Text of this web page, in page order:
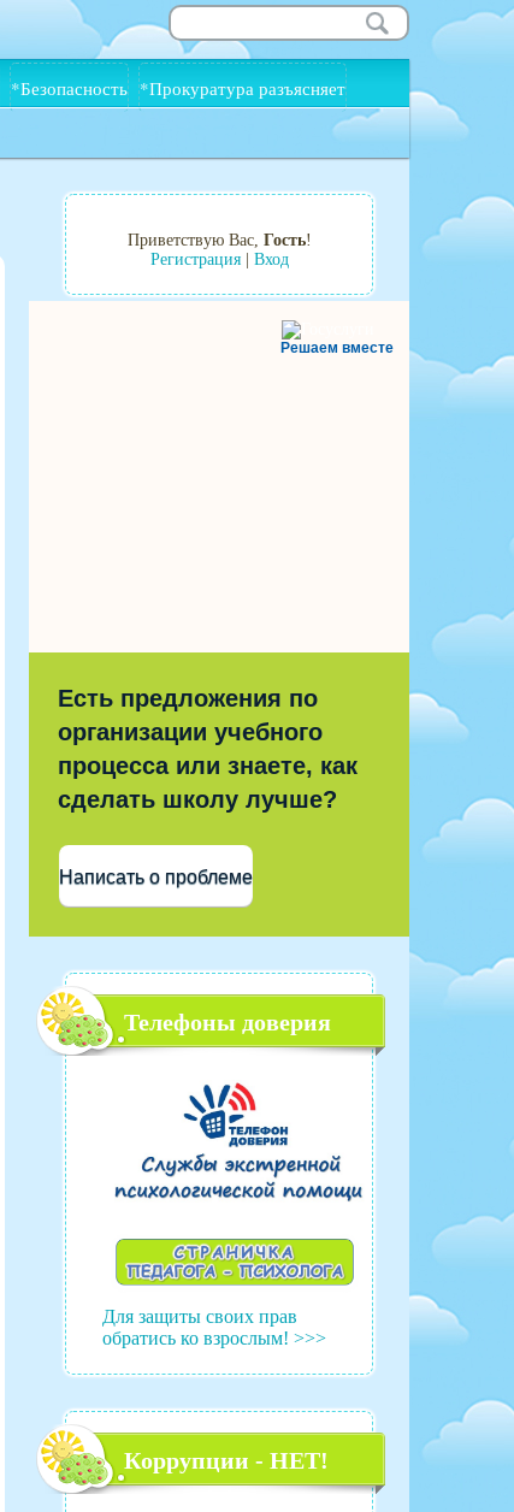
*Безопасность *Прокуратура разъясняет
Приветствую Вас, Гость!
Регистрация| Вход
Решаем вместе
Есть предложения по
организации учебного
процесса или знаете, как
сделать школу лучше?
Написать о проблеме
Телефоны доверия
Для защиты своих прав
обратись ко взрослым! >>>
Коррупции - НЕТ!